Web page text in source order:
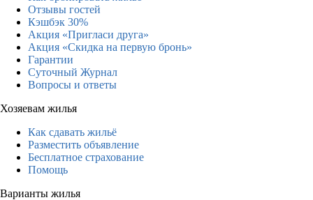
Отзывы гостей
Кэшбэк 30%
Акция «Пригласи друга»
Акция «Скидка на первую бронь»
Гарантии
Суточный Журнал
Вопросы и ответы
Хозяевам жилья
Как сдавать жильё
Разместить объявление
Бесплатное страхование
Помощь
Варианты жилья